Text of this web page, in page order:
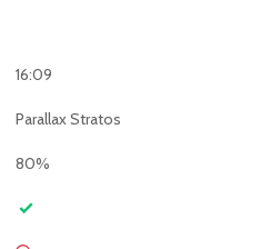
16:09
Parallax Stratos
80%